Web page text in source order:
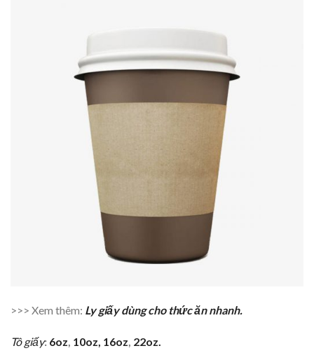
>>> Xem thêm: Ly giấy dùng cho thức ăn nhanh.
Tô giấy: 6oz, 10oz, 16oz, 22oz.